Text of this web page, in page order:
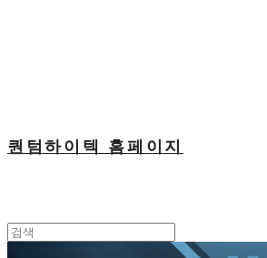
퀀텀하이텍 홈페이지